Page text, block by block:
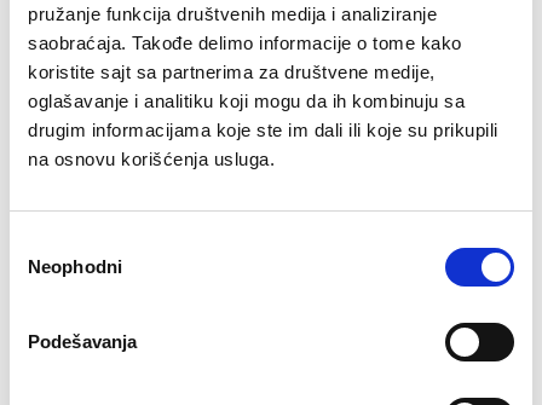
pružanje funkcija društvenih medija i analiziranje
saobraćaja. Takođe delimo informacije o tome kako
koristite sajt sa partnerima za društvene medije,
oglašavanje i analitiku koji mogu da ih kombinuju sa
drugim informacijama koje ste im dali ili koje su prikupili
na osnovu korišćenja usluga.
сагласности
Neophodni
Podešavanja
-prilkom bacanja ,ne cuju se buka i udarci
-idealna za vezbe bacanja, hvatanja, odbijanja od zid ili
trambolinu, nosenje; meka je u rukama
-punjena specijalnom gumom
-tezina 10 kg